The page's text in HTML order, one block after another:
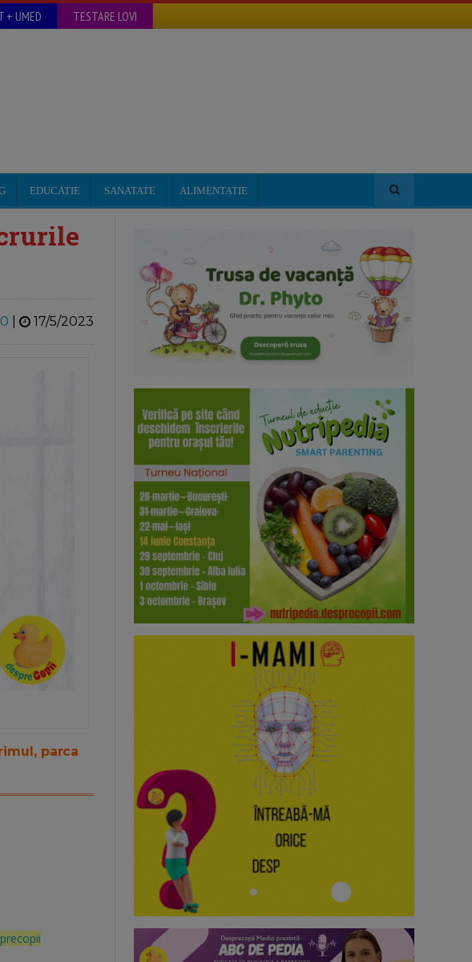
+ UMED TESTARE LOVI
EDUCATIE SANATATE ALIMENTATIE
0 17/5/2023
parca